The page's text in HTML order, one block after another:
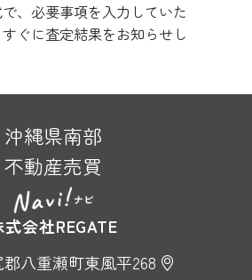
、必要事項を入力していた
ぐに査定結果をお知らせし
沖縄県南部
不動産売買
式会社REGATE
八重瀬町東風平268